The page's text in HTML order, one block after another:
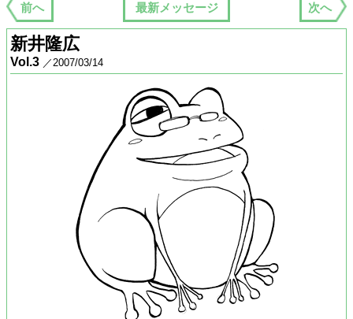
前へ 最新メッセージ 次へ
新井隆広
Vol.3 ／2007/03/14